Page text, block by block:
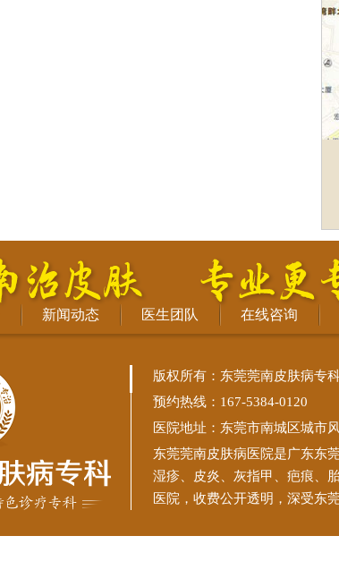
新闻动态 医生团队 在线咨询
版权所有：东莞莞南皮肤病专
预约热线：167-5384-0120
医院地址：东莞市南城区城市
东莞莞南皮肤病医院是广东东
湿疹、皮炎、灰指甲、疤痕、
医院，收费公开透明，深受东